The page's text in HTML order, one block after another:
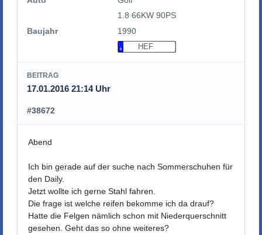
1.8 66KW 90PS
Baujahr
1990
HEF
BEITRAG
17.01.2016 21:14 Uhr
#38672
Abend
Ich bin gerade auf der suche nach Sommerschuhen für
den Daily.
Jetzt wollte ich gerne Stahl fahren.
Die frage ist welche reifen bekomme ich da drauf?
Hatte die Felgen nämlich schon mit Niederquerschnitt
gesehen. Geht das so ohne weiteres?